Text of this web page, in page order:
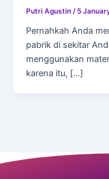
Putri Agustin / 5
Pernahkah Anda
pabrik di sekitar
menggunakan
karena itu, […]